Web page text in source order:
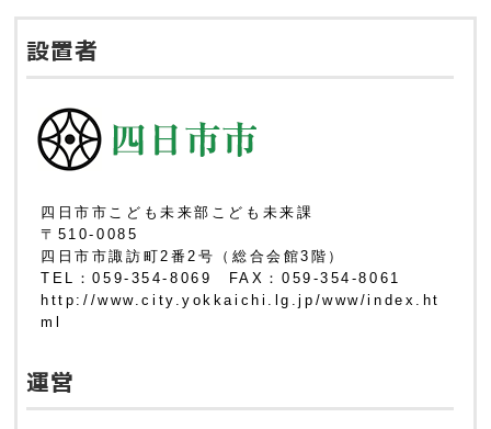
設置者
四日市市こども未来部こども未来課
〒510-0085
四日市市諏訪町2番2号（総合会館3階）
TEL：059-354-8069 FAX：059-354-8061
http://www.city.yokkaichi.lg.jp/www/index.ht
ml
運営